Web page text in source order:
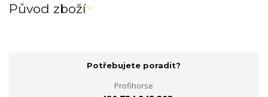
Původ zboží
Potřebujete poradit?
Profihorse